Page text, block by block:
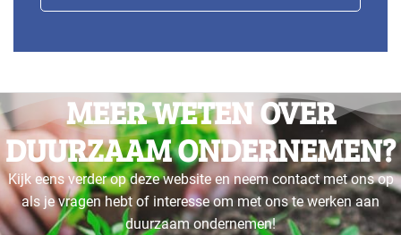
MEER WETEN OVER
DUURZAAM ONDERNEMEN?
Kijk eens verder op deze website en neem contact met ons op
als je vragen hebt of interesse om met ons te werken aan
duurzaam ondernemen!